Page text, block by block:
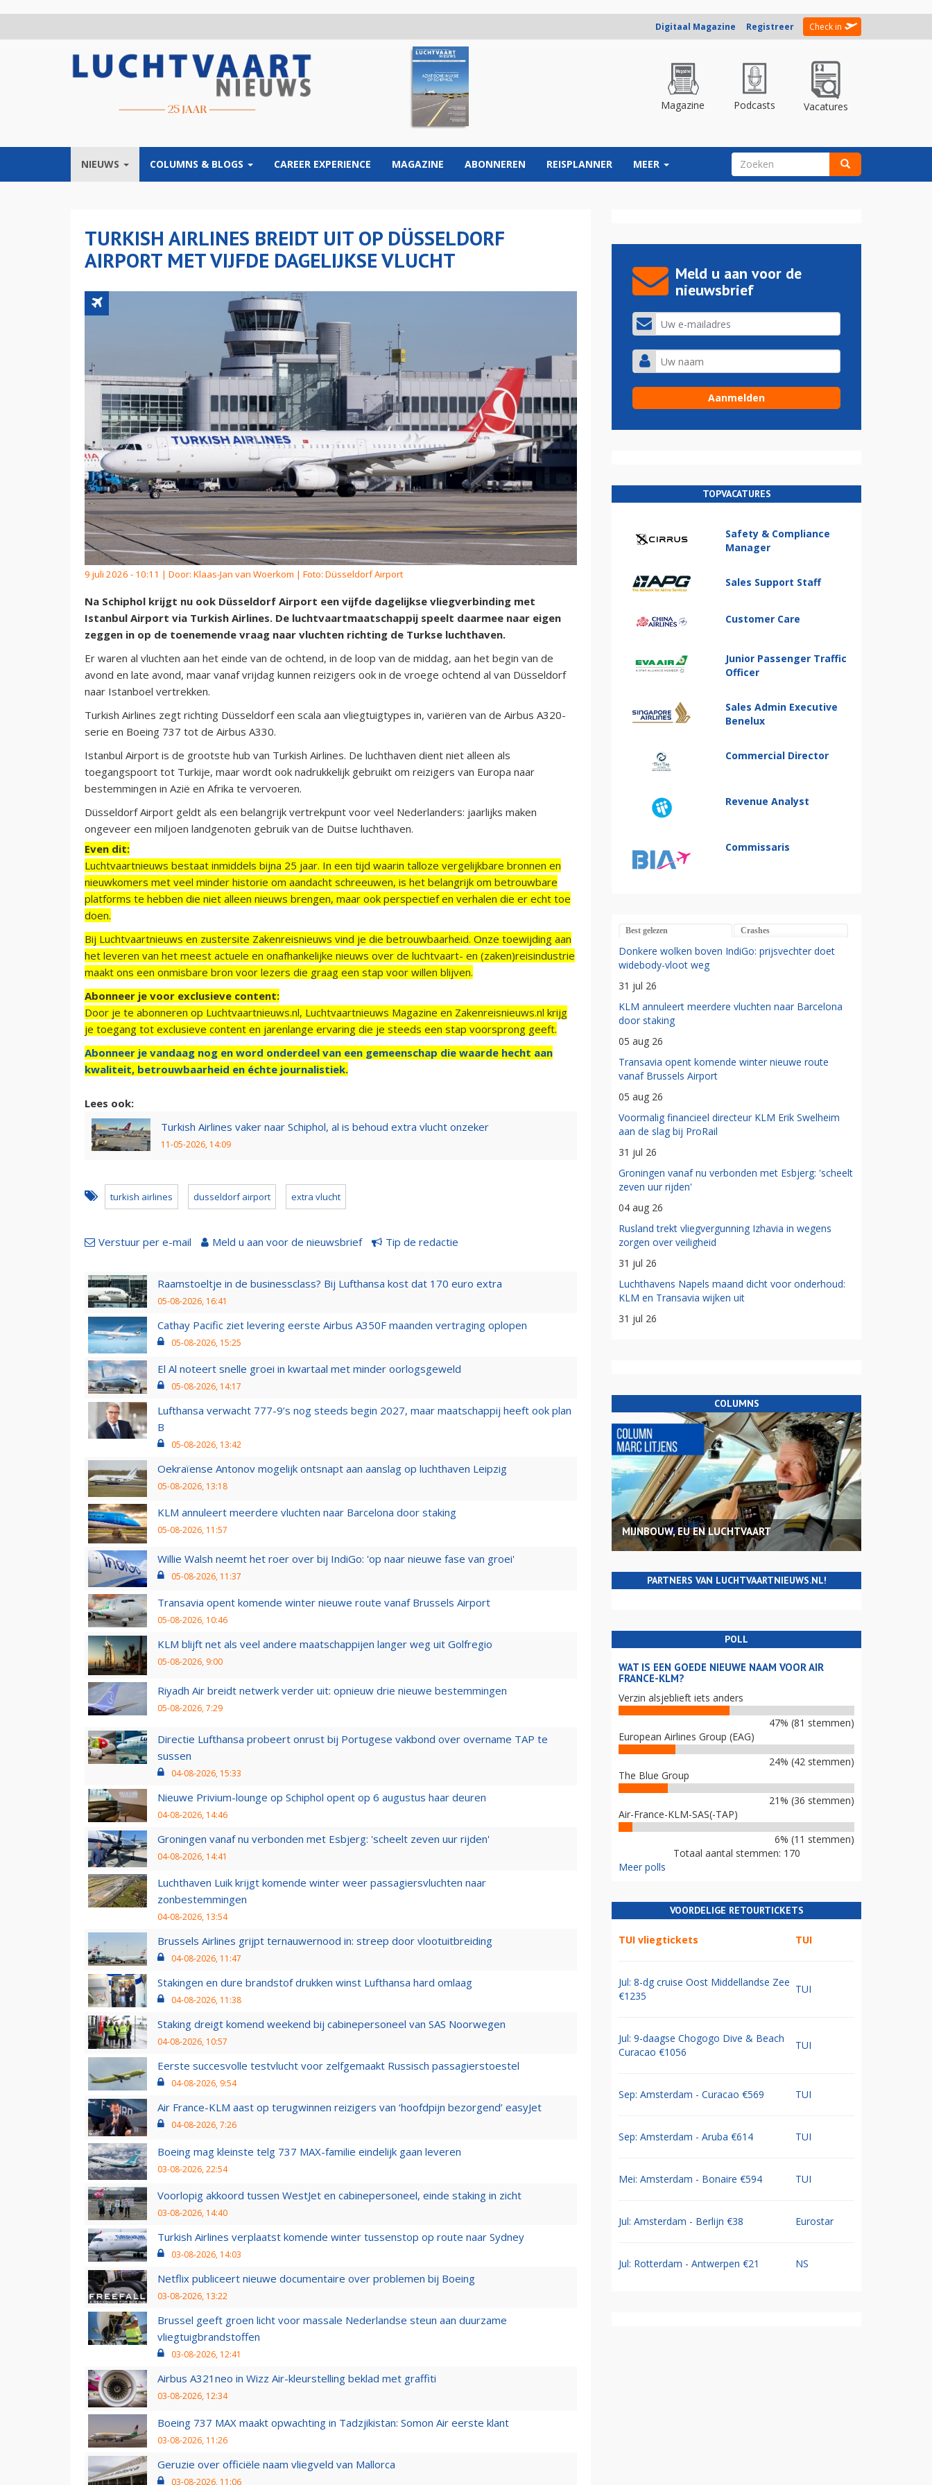
Digitaal Magazine Registreer Check in
Magazine Podcasts Vacatures
NIEUWS COLUMNS & BLOGS CAREER EXPERIENCE MAGAZINE ABONNEREN REISPLANNER MEER ZOEKVELD
TURKISH AIRLINES BREIDT UIT OP DÜSSELDORF
AIRPORT MET VIJFDE DAGELIJKSE VLUCHT
9 juli 2026 - 10:11 | Door: Klaas-Jan van Woerkom | Foto: Düsseldorf Airport
Na Schiphol krijgt nu ook Düsseldorf Airport een vijfde dagelijkse vliegverbinding met
Istanbul Airport via Turkish Airlines. De luchtvaartmaatschappij speelt daarmee naar eigen
zeggen in op de toenemende vraag naar vluchten richting de Turkse luchthaven.
Er waren al vluchten aan het einde van de ochtend, in de loop van de middag, aan het begin van de
avond en late avond, maar vanaf vrijdag kunnen reizigers ook in de vroege ochtend al van Düsseldorf
naar Istanboel vertrekken.
Turkish Airlines zegt richting Düsseldorf een scala aan vliegtuigtypes in, variëren van de Airbus A320-
serie en Boeing 737 tot de Airbus A330.
Istanbul Airport is de grootste hub van Turkish Airlines. De luchthaven dient niet alleen als
toegangspoort tot Turkije, maar wordt ook nadrukkelijk gebruikt om reizigers van Europa naar
bestemmingen in Azië en Afrika te vervoeren.
Düsseldorf Airport geldt als een belangrijk vertrekpunt voor veel Nederlanders: jaarlijks maken
ongeveer een miljoen landgenoten gebruik van de Duitse luchthaven.
Even dit:
Luchtvaartnieuws bestaat inmiddels bijna 25 jaar. In een tijd waarin talloze vergelijkbare bronnen en
nieuwkomers met veel minder historie om aandacht schreeuwen, is het belangrijk om betrouwbare
platforms te hebben die niet alleen nieuws brengen, maar ook perspectief en verhalen die er echt toe
doen.
Bij Luchtvaartnieuws en zustersite Zakenreisnieuws vind je die betrouwbaarheid. Onze toewijding aan
het leveren van het meest actuele en onafhankelijke nieuws over de luchtvaart- en (zaken)reisindustrie
maakt ons een onmisbare bron voor lezers die graag een stap voor willen blijven.
Abonneer je voor exclusieve content:
Door je te abonneren op Luchtvaartnieuws.nl, Luchtvaartnieuws Magazine en Zakenreisnieuws.nl krijg
je toegang tot exclusieve content en jarenlange ervaring die je steeds een stap voorsprong geeft.
Abonneer je vandaag nog en word onderdeel van een gemeenschap die waarde hecht aan
kwaliteit, betrouwbaarheid en échte journalistiek.
Lees ook:
Turkish Airlines vaker naar Schiphol, al is behoud extra vlucht onzeker
11-05-2026, 14:09
turkish airlines dusseldorf airport extra vlucht
Verstuur per e-mail Meld u aan voor de nieuwsbrief Tip de redactie
Raamstoeltje in de businessclass? Bij Lufthansa kost dat 170 euro extra
05-08-2026, 16:41
Cathay Pacific ziet levering eerste Airbus A350F maanden vertraging oplopen
05-08-2026, 15:25
El Al noteert snelle groei in kwartaal met minder oorlogsgeweld
05-08-2026, 14:17
Lufthansa verwacht 777-9’s nog steeds begin 2027, maar maatschappij heeft ook plan
B
05-08-2026, 13:42
Oekraïense Antonov mogelijk ontsnapt aan aanslag op luchthaven Leipzig
05-08-2026, 13:18
KLM annuleert meerdere vluchten naar Barcelona door staking
05-08-2026, 11:57
Willie Walsh neemt het roer over bij IndiGo: 'op naar nieuwe fase van groei'
05-08-2026, 11:37
Transavia opent komende winter nieuwe route vanaf Brussels Airport
05-08-2026, 10:46
KLM blijft net als veel andere maatschappijen langer weg uit Golfregio
05-08-2026, 9:00
Riyadh Air breidt netwerk verder uit: opnieuw drie nieuwe bestemmingen
05-08-2026, 7:29
Directie Lufthansa probeert onrust bij Portugese vakbond over overname TAP te
sussen
04-08-2026, 15:33
Nieuwe Privium-lounge op Schiphol opent op 6 augustus haar deuren
04-08-2026, 14:46
Groningen vanaf nu verbonden met Esbjerg: 'scheelt zeven uur rijden'
04-08-2026, 14:41
Luchthaven Luik krijgt komende winter weer passagiersvluchten naar
zonbestemmingen
04-08-2026, 13:54
Brussels Airlines grijpt ternauwernood in: streep door vlootuitbreiding
04-08-2026, 11:47
Stakingen en dure brandstof drukken winst Lufthansa hard omlaag
04-08-2026, 11:38
Staking dreigt komend weekend bij cabinepersoneel van SAS Noorwegen
04-08-2026, 10:57
Eerste succesvolle testvlucht voor zelfgemaakt Russisch passagierstoestel
04-08-2026, 9:54
Air France-KLM aast op terugwinnen reizigers van ‘hoofdpijn bezorgend’ easyJet
04-08-2026, 7:26
Boeing mag kleinste telg 737 MAX-familie eindelijk gaan leveren
03-08-2026, 22:54
Voorlopig akkoord tussen WestJet en cabinepersoneel, einde staking in zicht
03-08-2026, 14:40
Turkish Airlines verplaatst komende winter tussenstop op route naar Sydney
03-08-2026, 14:03
Netflix publiceert nieuwe documentaire over problemen bij Boeing
03-08-2026, 13:22
Brussel geeft groen licht voor massale Nederlandse steun aan duurzame
vliegtuigbrandstoffen
03-08-2026, 12:41
Airbus A321neo in Wizz Air-kleurstelling beklad met graffiti
03-08-2026, 12:34
Boeing 737 MAX maakt opwachting in Tadzjikistan: Somon Air eerste klant
03-08-2026, 11:26
Geruzie over officiële naam vliegveld van Mallorca
03-08-2026, 11:06
Meld u aan voor de
nieuwsbrief
TOPVACATURES
Safety & Compliance
Manager
Sales Support Staff
Customer Care
Junior Passenger Traffic
Officer
Sales Admin Executive
Benelux
Commercial Director
Revenue Analyst
Commissaris
Best gelezen Crashes
Donkere wolken boven IndiGo: prijsvechter doet
widebody-vloot weg
31 jul 26
KLM annuleert meerdere vluchten naar Barcelona
door staking
05 aug 26
Transavia opent komende winter nieuwe route
vanaf Brussels Airport
05 aug 26
Voormalig financieel directeur KLM Erik Swelheim
aan de slag bij ProRail
31 jul 26
Groningen vanaf nu verbonden met Esbjerg: 'scheelt
zeven uur rijden'
04 aug 26
Rusland trekt vliegvergunning Izhavia in wegens
zorgen over veiligheid
31 jul 26
Luchthavens Napels maand dicht voor onderhoud:
KLM en Transavia wijken uit
31 jul 26
COLUMNS
MIJNBOUW, EU EN LUCHTVAART
PARTNERS VAN LUCHTVAARTNIEUWS.NL!
POLL
WAT IS EEN GOEDE NIEUWE NAAM VOOR AIR
FRANCE-KLM?
Verzin alsjeblieft iets anders
47% (81 stemmen)
European Airlines Group (EAG)
24% (42 stemmen)
The Blue Group
21% (36 stemmen)
Air-France-KLM-SAS(-TAP)
6% (11 stemmen)
Totaal aantal stemmen: 170
Meer polls
VOORDELIGE RETOURTICKETS
TUI vliegtickets TUI
Jul: 8-dg cruise Oost Middellandse Zee
€1235
TUI
Jul: 9-daagse Chogogo Dive & Beach
Curacao €1056
TUI
Sep: Amsterdam - Curacao €569 TUI
Sep: Amsterdam - Aruba €614 TUI
Mei: Amsterdam - Bonaire €594 TUI
Jul: Amsterdam - Berlijn €38 Eurostar
Jul: Rotterdam - Antwerpen €21 NS